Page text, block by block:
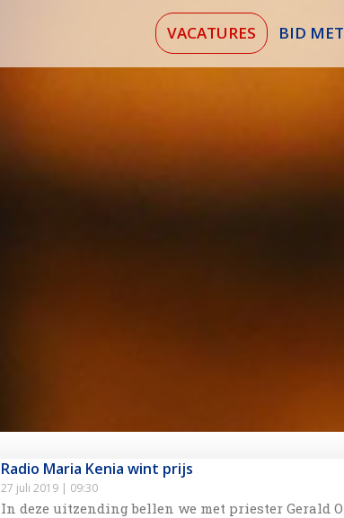
VACATURES BID
Radio Maria Kenia wint prijs
27 juli 2019 09:30
In deze uitzending bellen we met priester Gerald